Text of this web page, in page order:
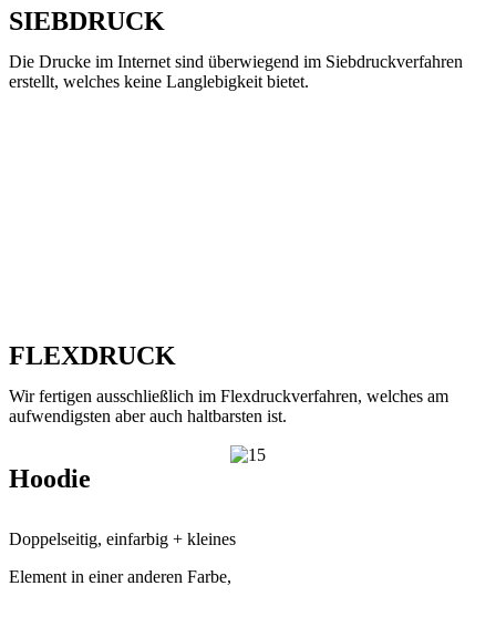
SIEBDRUCK
Die Drucke im Internet sind überwiegend im Siebdruckverfahren
erstellt, welches keine Langlebigkeit bietet.
FLEXDRUCK
Wir fertigen ausschließlich im Flexdruckverfahren, welches am
aufwendigsten aber auch haltbarsten ist.
Hoodie
Doppelseitig, einfarbig + kleines
Element in einer anderen Farbe,